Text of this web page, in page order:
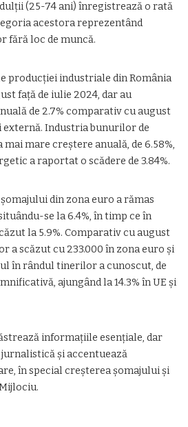
(25-74 ani) înregistrează o rată
acestora reprezentând
fără loc de muncă.
producției industriale din România
față de iulie 2024, dar au
de 2.7% comparativ cu august
externă. Industria bunurilor de
mare creștere anuală, de 6.58%,
a raportat o scădere de 3.84%.
din zona euro a rămas
se la 6.4%, în timp ce în
la 5.9%. Comparativ cu august
a scăzut cu 233.000 în zona euro și
în rândul tinerilor a cunoscut, de
ajungând la 14.3% în UE și
informațiile esențiale, dar
și accentuează
în special creșterea șomajului și